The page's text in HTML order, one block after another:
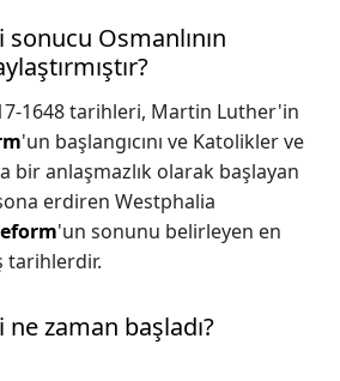
Osmanlının
1648 tarihleri, Martin Luther'in
'un başlangıcını ve Katolikler ve
bir anlaşmazlık olarak başlayan
erdiren Westphalia
'un sonunu belirleyen en
tarihlerdir.
zaman başladı?